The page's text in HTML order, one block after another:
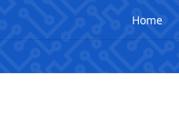
Home